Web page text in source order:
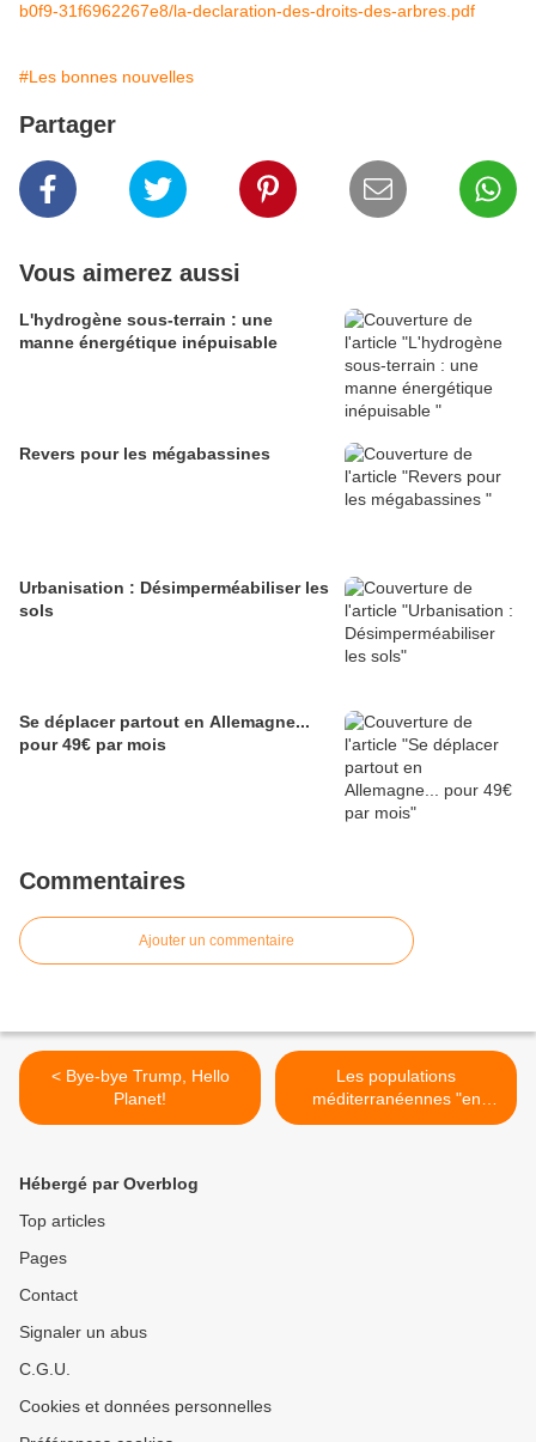
b0f9-31f6962267e8/la-declaration-des-droits-des-arbres.pdf
#Les bonnes nouvelles
Partager
Vous aimerez aussi
L'hydrogène sous-terrain : une
manne énergétique inépuisable
Revers pour les mégabassines
Urbanisation : Désimperméabiliser les
sols
Se déplacer partout en Allemagne...
pour 49€ par mois
Commentaires
Ajouter un commentaire
< Bye-bye Trump, Hello
Planet!
Les populations
méditerranéennes "en
danger" : les conclusions
Hébergé par Overblog
Top articles
Pages
Contact
Signaler un abus
C.G.U.
Cookies et données personnelles